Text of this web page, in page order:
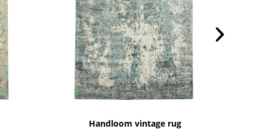
Handloom vintage rug